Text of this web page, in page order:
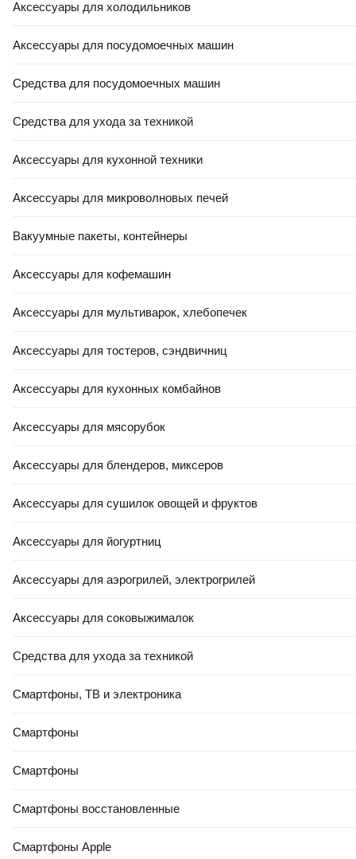
Аксессуары для холодильников
Аксессуары для посудомоечных машин
Средства для посудомоечных машин
Средства для ухода за техникой
Аксессуары для кухонной техники
Аксессуары для микроволновых печей
Вакуумные пакеты, контейнеры
Аксессуары для кофемашин
Аксессуары для мультиварок, хлебопечек
Аксессуары для тостеров, сэндвичниц
Аксессуары для кухонных комбайнов
Аксессуары для мясорубок
Аксессуары для блендеров, миксеров
Аксессуары для сушилок овощей и фруктов
Аксессуары для йогуртниц
Аксессуары для аэрогрилей, электрогрилей
Аксессуары для соковыжималок
Средства для ухода за техникой
Смартфоны, ТВ и электроника
Смартфоны
Смартфоны
Смартфоны восстановленные
Смартфоны Apple